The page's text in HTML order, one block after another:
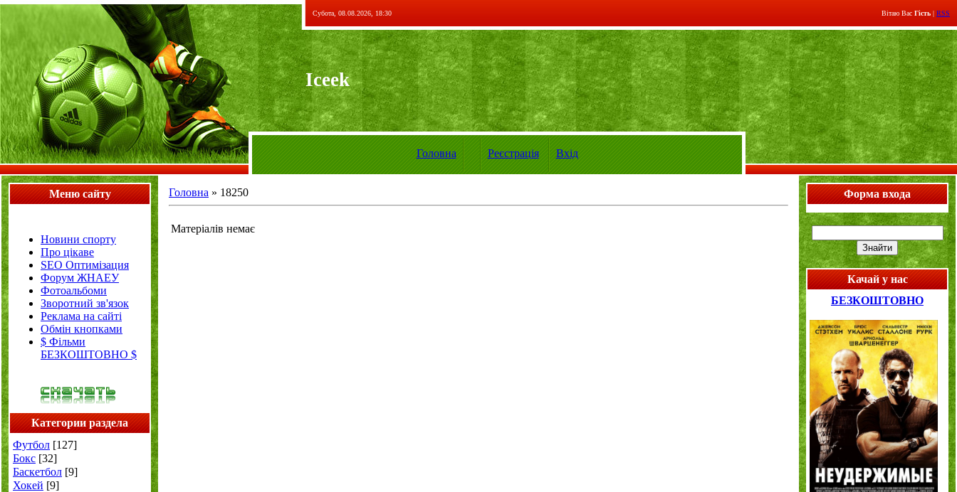
Субота, 08.08.2026, 18:30 Вітаю Вас Гість | RSS
Iceek
Головна Реєстрація Вхід
Меню сайту
Новини спорту
Про цікаве
SEO Оптимізация
Форум ЖНАЕУ
Фотоальбоми
Зворотний зв'язок
Реклама на сайті
Обмін кнопками
$ Фільми
БЕЗКОШТОВНО $
Категории раздела
Футбол [127]
Бокс [32]
Баскетбол [9]
Хокей [9]
Головна » 18250
Матеріалів немає
Форма входа
Качай у нас
БЕЗКОШТОВНО